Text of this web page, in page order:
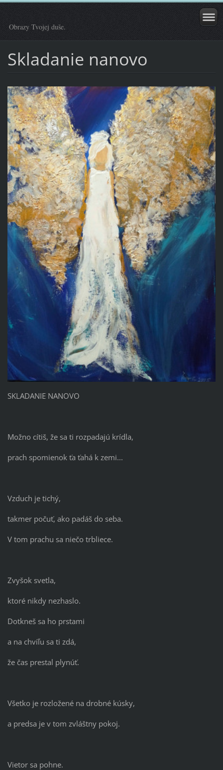
Obrazy Tvojej duše.
Skladanie nanovo
SKLADANIE NANOVO
Možno cítiš, že sa ti rozpadajú krídla,
prach spomienok ťa ťahá k zemi...
Vzduch je tichý,
takmer počuť, ako padáš do seba.
V tom prachu sa niečo trbliece.
Zvyšok svetla,
ktoré nikdy nezhaslo.
Dotkneš sa ho prstami
a na chvíľu sa ti zdá,
že čas prestal plynúť.
Všetko je rozložené na drobné kúsky,
a predsa je v tom zvláštny pokoj.
Vietor sa pohne.